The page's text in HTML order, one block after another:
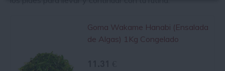
Goma Wakame Hanabi (Ensalada
de Algas) 1Kg Congelado